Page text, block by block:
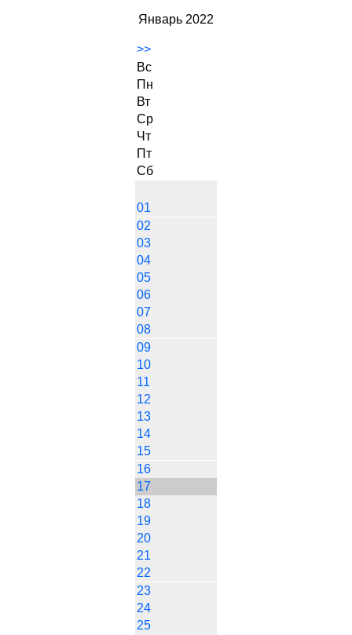
Январь 2022
>>
Вс
Пн
Вт
Ср
Чт
Пт
Сб
01
02
03
04
05
06
07
08
09
10
11
12
13
14
15
16
17
18
19
20
21
22
23
24
25